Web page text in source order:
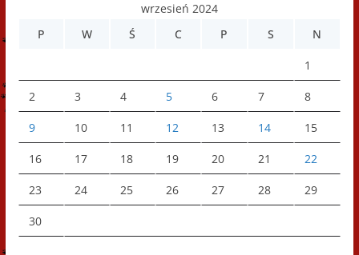
wrzesień 2024
P
W Ś C P S N
1
2 3 4 5 6 7 8
9 10 11 12 13 14 15
16 17 18 19 20 21 22
23 24 25 26 27 28 29
30